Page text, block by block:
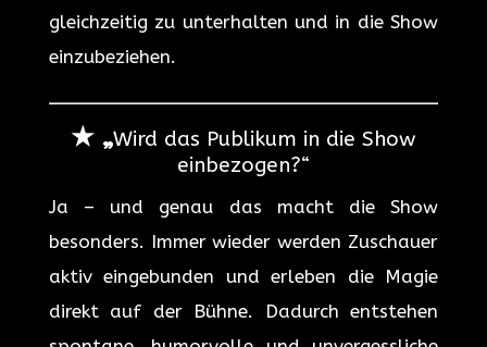
gleichzeitig zu unterhalten und in die Show
einzubeziehen.
★ „Wird das Publikum in die Show
einbezogen?“
Ja – und genau das macht die Show
besonders. Immer wieder werden Zuschauer
aktiv eingebunden und erleben die Magie
direkt auf der Bühne. Dadurch entstehen